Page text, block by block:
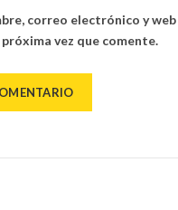
correo electrónico y
vez que comente.